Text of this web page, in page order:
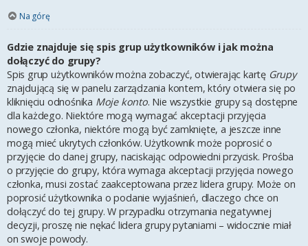
Na górę
Gdzie znajduje się spis grup użytkowników i jak można
dołączyć do grupy?
Spis grup użytkowników można zobaczyć, otwierając kartę Grupy
znajdującą się w panelu zarządzania kontem, który otwiera się po
kliknięciu odnośnika Moje konto. Nie wszystkie grupy są dostępne
dla każdego. Niektóre mogą wymagać akceptacji przyjęcia
nowego członka, niektóre mogą być zamknięte, a jeszcze inne
mogą mieć ukrytych członków. Użytkownik może poprosić o
przyjęcie do danej grupy, naciskając odpowiedni przycisk. Prośba
o przyjęcie do grupy, która wymaga akceptacji przyjęcia nowego
członka, musi zostać zaakceptowana przez lidera grupy. Może on
poprosić użytkownika o podanie wyjaśnień, dlaczego chce on
dołączyć do tej grupy. W przypadku otrzymania negatywnej
decyzji, proszę nie nękać lidera grupy pytaniami – widocznie miał
on swoje powody.